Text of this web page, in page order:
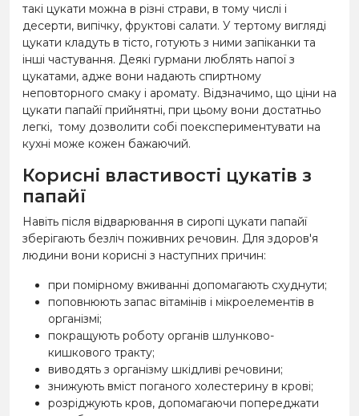
такі цукати можна в різні страви, в тому числі і
десерти, випічку, фруктові салати. У тертому вигляді
цукати кладуть в тісто, готують з ними запіканки та
інші частування. Деякі гурмани люблять напої з
цукатами, адже вони надають спиртному
неповторного смаку і аромату. Відзначимо, що ціни на
цукати папайї прийнятні, при цьому вони достатньо
легкі, тому дозволити собі поекспериментувати на
кухні може кожен бажаючий.
Корисні властивості цукатів з
папайї
Навіть після відварювання в сиропі цукати папайї
зберігають безліч поживних речовин. Для здоров'я
людини вони корисні з наступних причин:
при помірному вживанні допомагають схуднути;
поповнюють запас вітамінів і мікроелементів в
організмі;
покращують роботу органів шлунково-
кишкового тракту;
виводять з організму шкідливі речовини;
знижують вміст поганого холестерину в крові;
розріджують кров, допомагаючи попереджати